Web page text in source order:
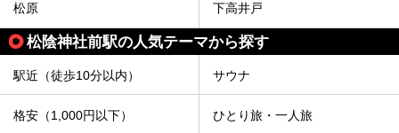
松原 下高井戸
松陰神社前駅の人気テーマから探す
駅近（徒歩10分以内） サウナ
格安（1,000円以下） ひとり旅・一人旅